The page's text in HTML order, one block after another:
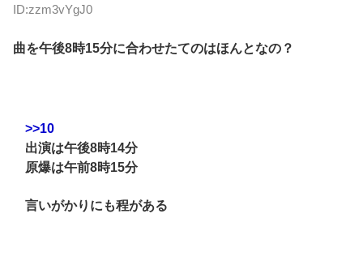
ID:zzm3vYgJ0
曲を午後8時15分に合わせたてのはほんとなの？
>>10
出演は午後8時14分
原爆は午前8時15分
言いがかりにも程がある